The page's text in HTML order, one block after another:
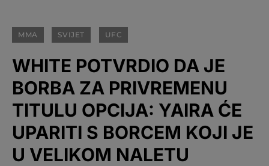
MMA SVIJET UFC
WHITE POTVRDIO DA JE
BORBA ZA PRIVREMENU
TITULU OPCIJA: YAIRA ĆE
UPARITI S BORCEM KOJI JE
U VELIKOM NALETU